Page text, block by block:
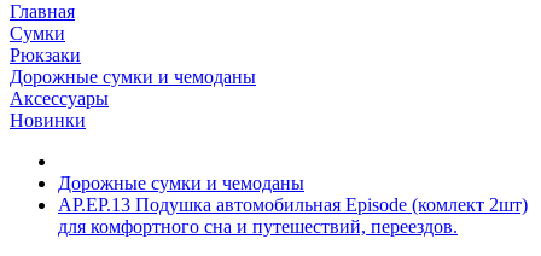
Главная
Сумки
Рюкзаки
Дорожные сумки и чемоданы
Аксессуары
Новинки
Дорожные сумки и чемоданы
AP.EP.13 Подушка автомобильная Episode (комлект 2шт)
для комфортного сна и путешествий, переездов.